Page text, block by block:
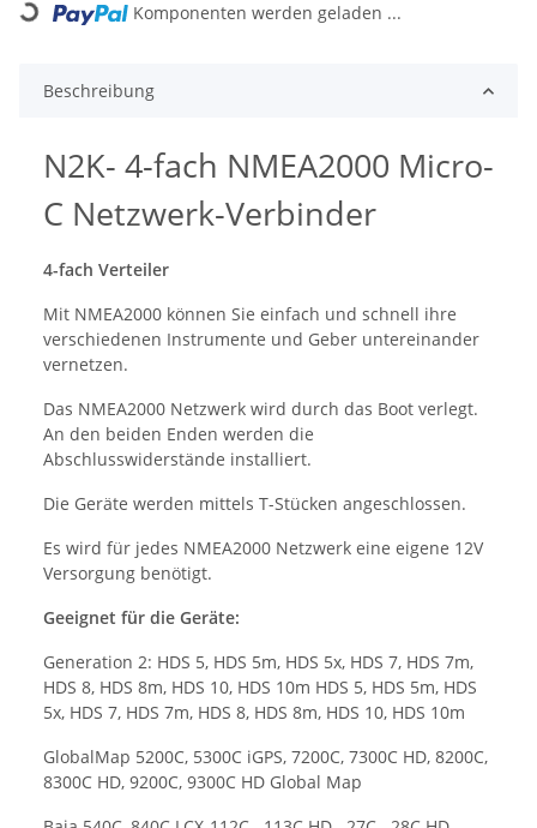
Loading... Komponenten werden geladen ...
Beschreibung
N2K- 4-fach NMEA2000 Micro-
C Netzwerk-Verbinder
4-fach Verteiler
Mit NMEA2000 können Sie einfach und schnell ihre
verschiedenen Instrumente und Geber untereinander
vernetzen.
Das NMEA2000 Netzwerk wird durch das Boot verlegt.
An den beiden Enden werden die
Abschlusswiderstände installiert.
Die Geräte werden mittels T-Stücken angeschlossen.
Es wird für jedes NMEA2000 Netzwerk eine eigene 12V
Versorgung benötigt.
Geeignet für die Geräte:
Generation 2: HDS 5, HDS 5m, HDS 5x, HDS 7, HDS 7m,
HDS 8, HDS 8m, HDS 10, HDS 10m HDS 5, HDS 5m, HDS
5x, HDS 7, HDS 7m, HDS 8, HDS 8m, HDS 10, HDS 10m
GlobalMap 5200C, 5300C iGPS, 7200C, 7300C HD, 8200C,
8300C HD, 9200C, 9300C HD Global Map